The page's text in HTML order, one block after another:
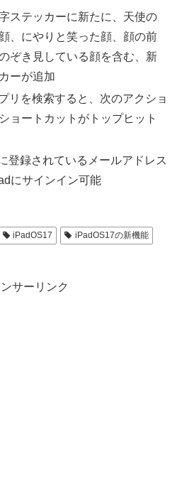
ステッカーに新たに、天使の
、にやりと笑った顔、顔の前
ぞき見している顔を含む、新
ーが追加
リを検索すると、次のアクショ
ョートカットがトップヒット
登録されているメールアドレス
にサインイン可能
iPadOS17
iPadOS17の新機能
サーリンク